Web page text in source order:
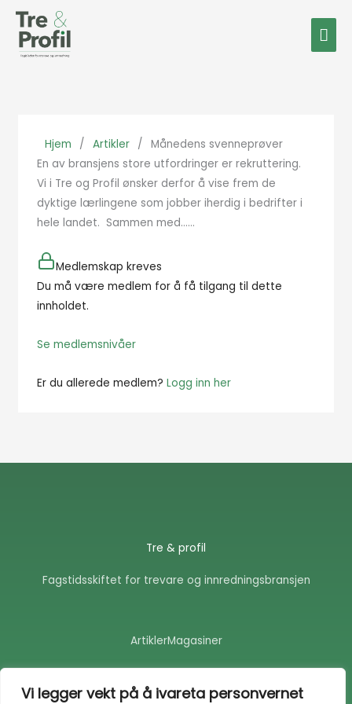
Vi legger vekt på å ivareta personvernet
Hopp
rett
Hjem / Artikler /
Månedens svenneprøver
En av bransjens store utfordringer er rekruttering.
Vi i Tre og Profil ønsker derfor å vise frem de
dyktige lærlingene som jobber iherdig i bedrifter i
hele landet. Sammen med…...
Medlemskap kreves
Du må være medlem for å få tilgang til dette
innholdet.
Se medlemsnivåer
Er du allerede medlem?Logg inn her
Tre & profil
Fagstidsskiftet for trevare og innredningsbransjen
ArtiklerMagasiner
a n